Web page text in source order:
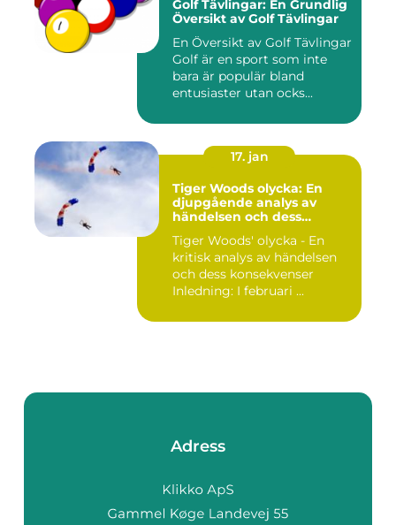
Golf Tävlingar: En Grundlig
Översikt av Golf Tävlingar
En Översikt av Golf Tävlingar
Golf är en sport som inte
bara är populär bland
entusiaster utan ocks...
17. jan
Tiger Woods olycka: En
djupgående analys av
händelsen och dess
Tiger Woods' olycka - En
kritisk analys av händelsen
och dess konsekvenser
Inledning: I februari ...
Adress